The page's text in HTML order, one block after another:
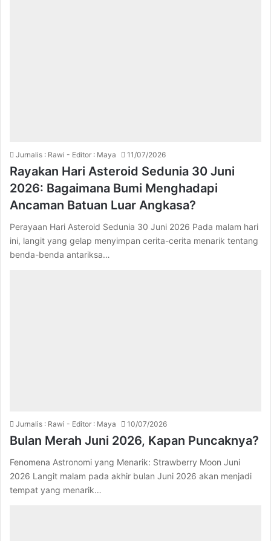
Jurnalis : Rawi - Editor : Maya 11/07/2026
Rayakan Hari Asteroid Sedunia 30 Juni
2026: Bagaimana Bumi Menghadapi
Ancaman Batuan Luar Angkasa?
Perayaan Hari Asteroid Sedunia 30 Juni 2026 Pada malam hari
ini, langit yang gelap menyimpan cerita-cerita menarik tentang
benda-benda antariksa…
Jurnalis : Rawi - Editor : Maya 10/07/2026
Bulan Merah Juni 2026, Kapan Puncaknya?
Fenomena Astronomi yang Menarik: Strawberry Moon Juni
2026 Langit malam pada akhir bulan Juni 2026 akan menjadi
tempat yang menarik…